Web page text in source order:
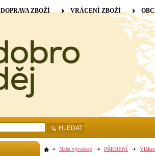
Naše výrobky PŘEDENÍ
DOPRAVA ZBOŽÍ VRÁCENÍ ZBOŽÍ
HLEDAT